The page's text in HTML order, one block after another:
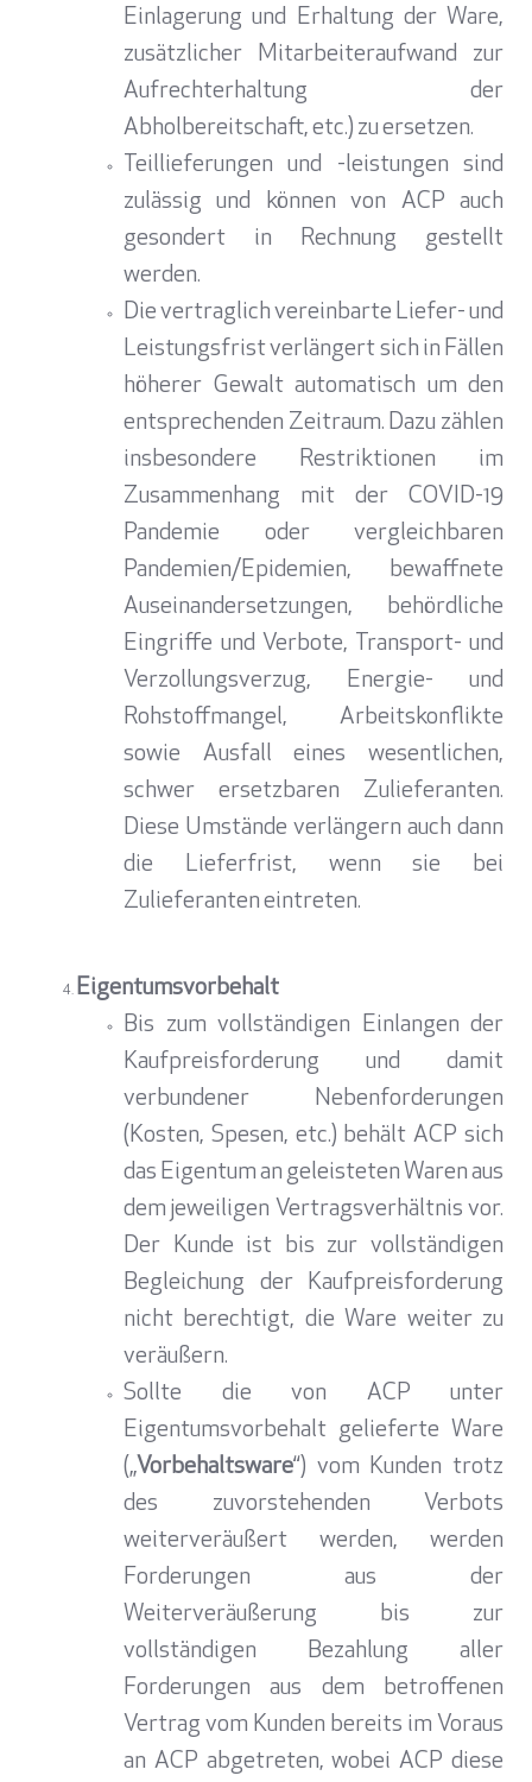
Einlagerung und Erhaltung der Ware,
zusätzlicher Mitarbeiteraufwand zur
Aufrechterhaltung der
Abholbereitschaft, etc.) zu ersetzen.
Teillieferungen und -leistungen sind
zulässig und können von ACP auch
gesondert in Rechnung gestellt
werden.
Die vertraglich vereinbarte Liefer- und
Leistungsfrist verlängert sich in Fällen
höherer Gewalt automatisch um den
entsprechenden Zeitraum. Dazu zählen
insbesondere Restriktionen im
Zusammenhang mit der COVID-19
Pandemie oder vergleichbaren
Pandemien/Epidemien, bewaffnete
Auseinandersetzungen, behördliche
Eingriffe und Verbote, Transport- und
Verzollungsverzug, Energie- und
Rohstoffmangel, Arbeitskonflikte
sowie Ausfall eines wesentlichen,
schwer ersetzbaren Zulieferanten.
Diese Umstände verlängern auch dann
die Lieferfrist, wenn sie bei
Zulieferanten eintreten.
Eigentumsvorbehalt
Bis zum vollständigen Einlangen der
Kaufpreisforderung und damit
verbundener Nebenforderungen
(Kosten, Spesen, etc.) behält ACP sich
das Eigentum an geleisteten Waren aus
dem jeweiligen Vertragsverhältnis vor.
Der Kunde ist bis zur vollständigen
Begleichung der Kaufpreisforderung
nicht berechtigt, die Ware weiter zu
veräußern.
Sollte die von ACP unter
Eigentumsvorbehalt gelieferte Ware
(„Vorbehaltsware“) vom Kunden trotz
des zuvorstehenden Verbots
weiterveräußert werden, werden
Forderungen aus der
Weiterveräußerung bis zur
vollständigen Bezahlung aller
Forderungen aus dem betroffenen
Vertrag vom Kunden bereits im Voraus
an ACP abgetreten, wobei ACP diese